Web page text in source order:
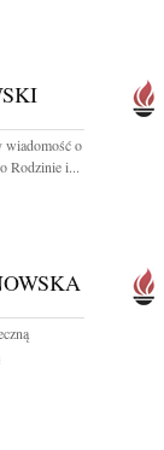
wiadomość o
Rodzinie i...